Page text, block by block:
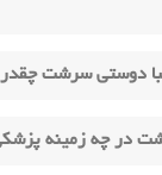
دوستی سرشت
در چه زمینه